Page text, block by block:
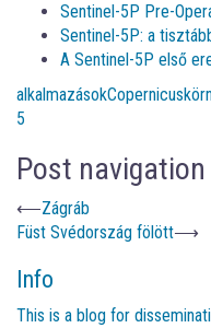
Sentinel-5P Pre-
Sentinel-5P: a
A Sentinel-5P első
alkalmazásokCopernicus
5
Post navigation
⟵Zágráb
Füst Svédország fölött⟶
Info
This is a blog for